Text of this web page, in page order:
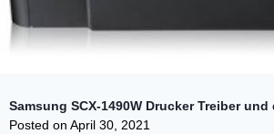
Samsung SCX-1490W Drucker Treiber
Posted on April 30, 2021